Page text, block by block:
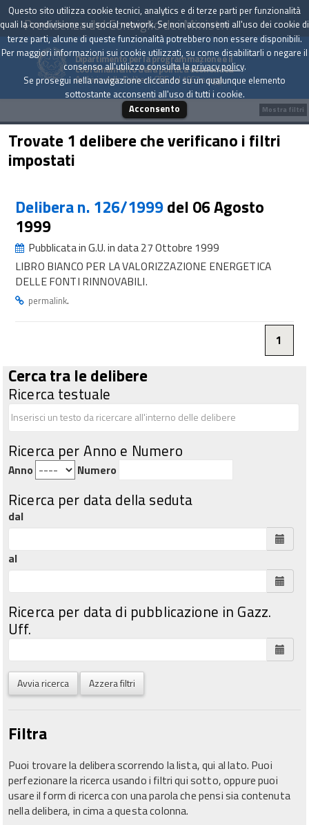
Presidenza del Consiglio dei Ministri
Dipartimento per la programmazione e il
coordinamento della politica economica
Archivio delle Delibere CIPE dal 1967 a oggi
Trovate 1 delibere che verificano i filtri
impostati
Delibera n. 126/1999del 06 Agosto
1999
Pubblicata in G.U. in data 27 Ottobre 1999
LIBRO BIANCO PER LA VALORIZZAZIONE ENERGETICA
DELLE FONTI RINNOVABILI.
permalink.
1
Cerca tra le delibere
Ricerca testuale
Ricerca per Anno e Numero
Anno Numero
Ricerca per data della seduta
dal
al
Ricerca per data di pubblicazione in Gazz.
Uff.
Avvia ricerca Azzera filtri
Filtra
Puoi trovare la delibera scorrendo la lista, qui al lato. Puoi
perfezionare la ricerca usando i filtri qui sotto, oppure puoi
usare il form di ricerca con una parola che pensi sia contenuta
nella delibera, in cima a questa colonna.
Mostra filtri
Questo sito utilizza cookie tecnici, analytics e di terze parti per funzionalità
quali la condivisione sui social network. Se non acconsenti all'uso dei cookie di
terze parti, alcune di queste funzionalità potrebbero non essere disponibili.
Per maggiori informazioni sui cookie utilizzati, su come disabilitarli o negare il
consenso all'utilizzo consulta laprivacy policy.
Se prosegui nella navigazione cliccando su un qualunque elemento
sottostante acconsenti all'uso di tutti i cookie.
Acconsento